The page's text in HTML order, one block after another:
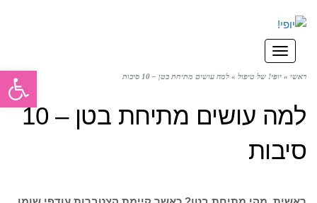
תפריט
ראשי » יופי! של טיפול » למה עושים מתיחת בטן – 10 סיבות
למה עושים מתיחת בטן – 10
סיבות
פתח